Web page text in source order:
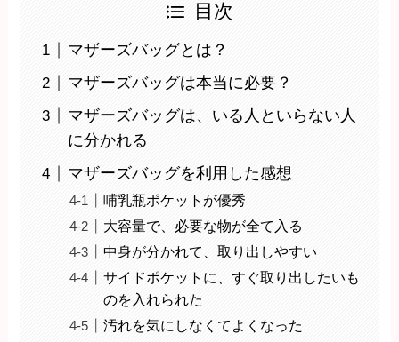
目次
マザーズバッグとは？
マザーズバッグは本当に必要？
マザーズバッグは、いる人といらない人
に分かれる
マザーズバッグを利用した感想
哺乳瓶ポケットが優秀
大容量で、必要な物が全て入る
中身が分かれて、取り出しやすい
サイドポケットに、すぐ取り出したいも
のを入れられた
汚れを気にしなくてよくなった